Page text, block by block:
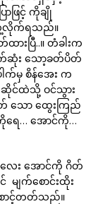
ဖြင့် ကိုချို
လိုက်ရသည်။
းပြီ..။ တံခါးက
က်ဆုံး သော့ခတ်ပိတ်
က်မှ စိန်အေး က
ဆိုင်ထဲသို့ ဝင်သွား
သော ထွေးကြည်
ကိုရေ… အောင်ကို…
ေး အောင်ကို ဂိတ်
ျက်စောင်းထိုး
ာင့်တတ်သည်။